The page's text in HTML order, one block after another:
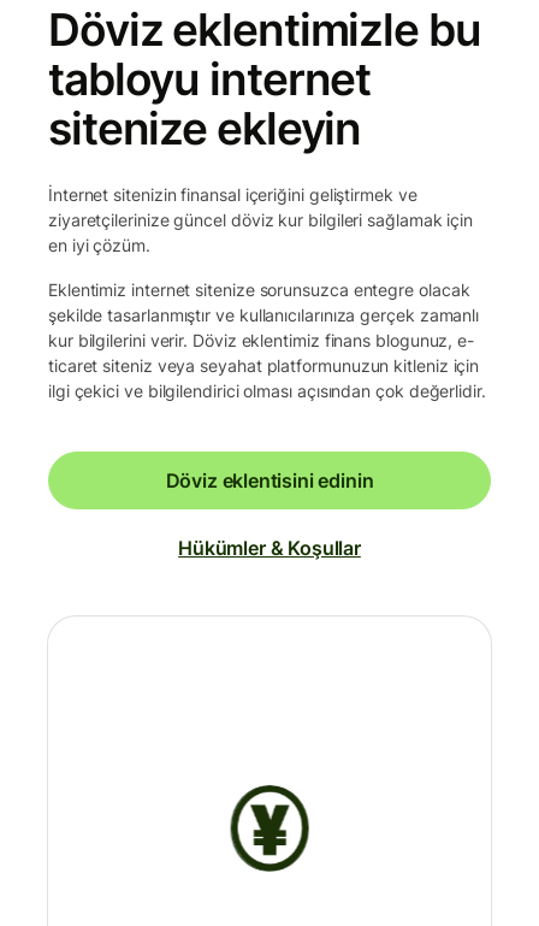
Döviz eklentimizle bu
tabloyu internet
sitenize ekleyin
İnternet sitenizin finansal içeriğini geliştirmek ve
ziyaretçilerinize güncel döviz kur bilgileri sağlamak için
en iyi çözüm.
Eklentimiz internet sitenize sorunsuzca entegre olacak
şekilde tasarlanmıştır ve kullanıcılarınıza gerçek zamanlı
kur bilgilerini verir. Döviz eklentimiz finans blogunuz, e-
ticaret siteniz veya seyahat platformunuzun kitleniz için
ilgi çekici ve bilgilendirici olması açısından çok değerlidir.
Döviz eklentisini edinin
Hükümler & Koşullar